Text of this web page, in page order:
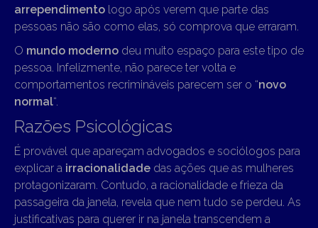
arrependimento logo após verem que parte das
pessoas não são como elas, só comprova que erraram.
O mundo moderno deu muito espaço para este tipo de
pessoa. Infelizmente, não parece ter volta e
comportamentos recrimináveis parecem ser o “novo
normal“.
Razões Psicológicas
É provável que apareçam advogados e sociólogos para
explicar a irracionalidade das ações que as mulheres
protagonizaram. Contudo, a racionalidade e frieza da
passageira da janela, revela que nem tudo se perdeu. As
justificativas para querer ir na janela transcendem a